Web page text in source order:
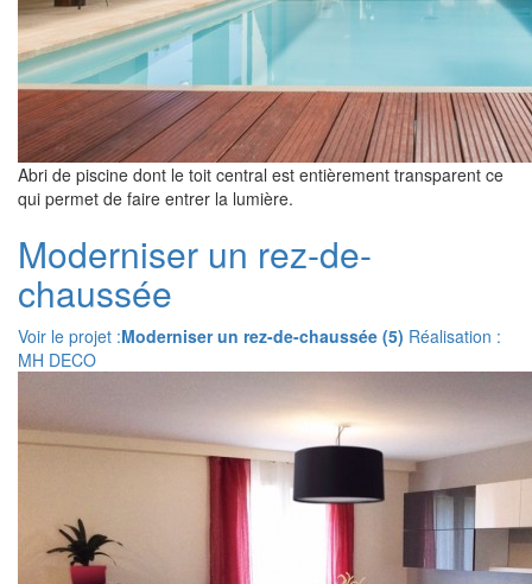
Abri de piscine dont le toit central est entièrement transparent ce
qui permet de faire entrer la lumière.
Moderniser un rez-de-
chaussée
Voir le projet :Moderniser un rez-de-chaussée (5) Réalisation :
MH DECO